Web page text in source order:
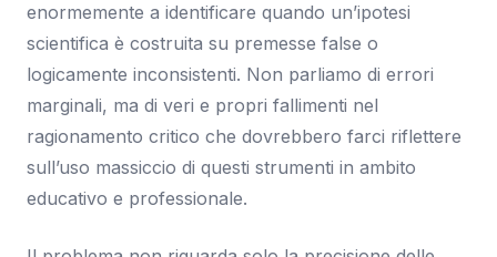
enormemente a identificare quando un’ipotesi
scientifica è costruita su premesse false o
logicamente inconsistenti. Non parliamo di errori
marginali, ma di veri e propri fallimenti nel
ragionamento critico che dovrebbero farci riflettere
sull’uso massiccio di questi strumenti in ambito
educativo e professionale.